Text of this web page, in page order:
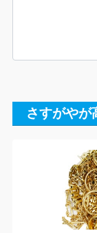
さすがやが